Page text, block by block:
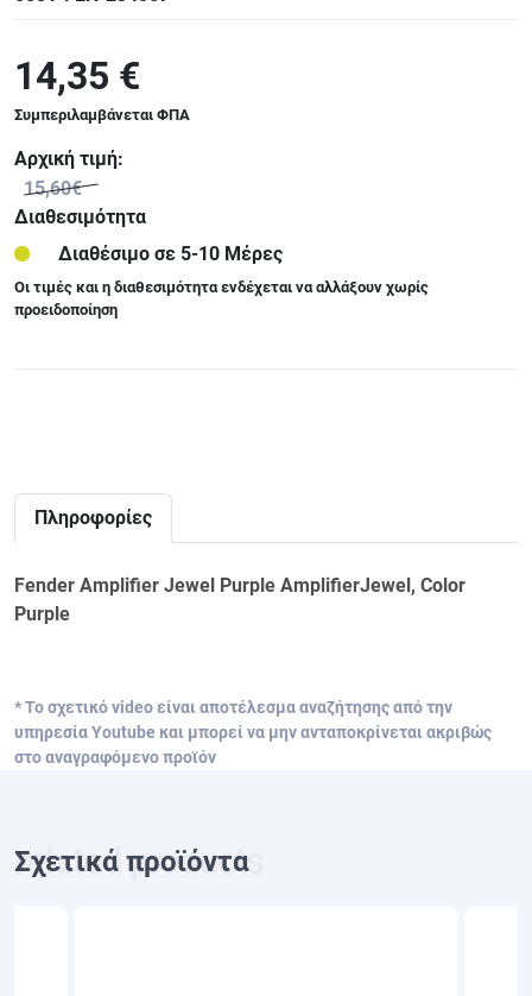
14,35 €
Συμπεριλαμβάνεται ΦΠΑ
Αρχική τιμή:
15,60€
Διαθεσιμότητα
Διαθέσιμο σε 5-10 Μέρες
Οι τιμές και η διαθεσιμότητα ενδέχεται να αλλάξουν χωρίς
προειδοποίηση
Πληροφορίες
Fender Amplifier Jewel Purple AmplifierJewel, Color
Purple
* Το σχετικό video είναι αποτέλεσμα αναζήτησης από την
υπηρεσία Youtube και μπορεί να μην ανταποκρίνεται ακριβώς
στο αναγραφόμενο προϊόν
Σχετικά προϊόντα